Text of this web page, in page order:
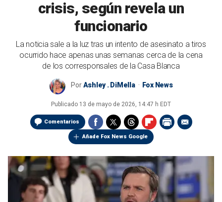
crisis, según revela un
funcionario
La noticia sale a la luz tras un intento de asesinato a tiros
ocurrido hace apenas unas semanas cerca de la cena
de los corresponsales de la Casa Blanca
PorAshley . DiMella Fox News
Publicado 13 de mayo de 2026, 14:47 h EDT
Comentarios
Añade Fox News Google